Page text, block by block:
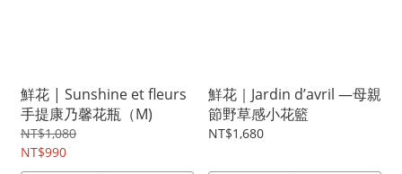
鮮花 | Sunshine et fleurs
手提康乃馨花瓶（M)
NT$1,080
NT$990
鮮花｜Jardin d’avril —母親
節野草感小花籃
NT$1,680